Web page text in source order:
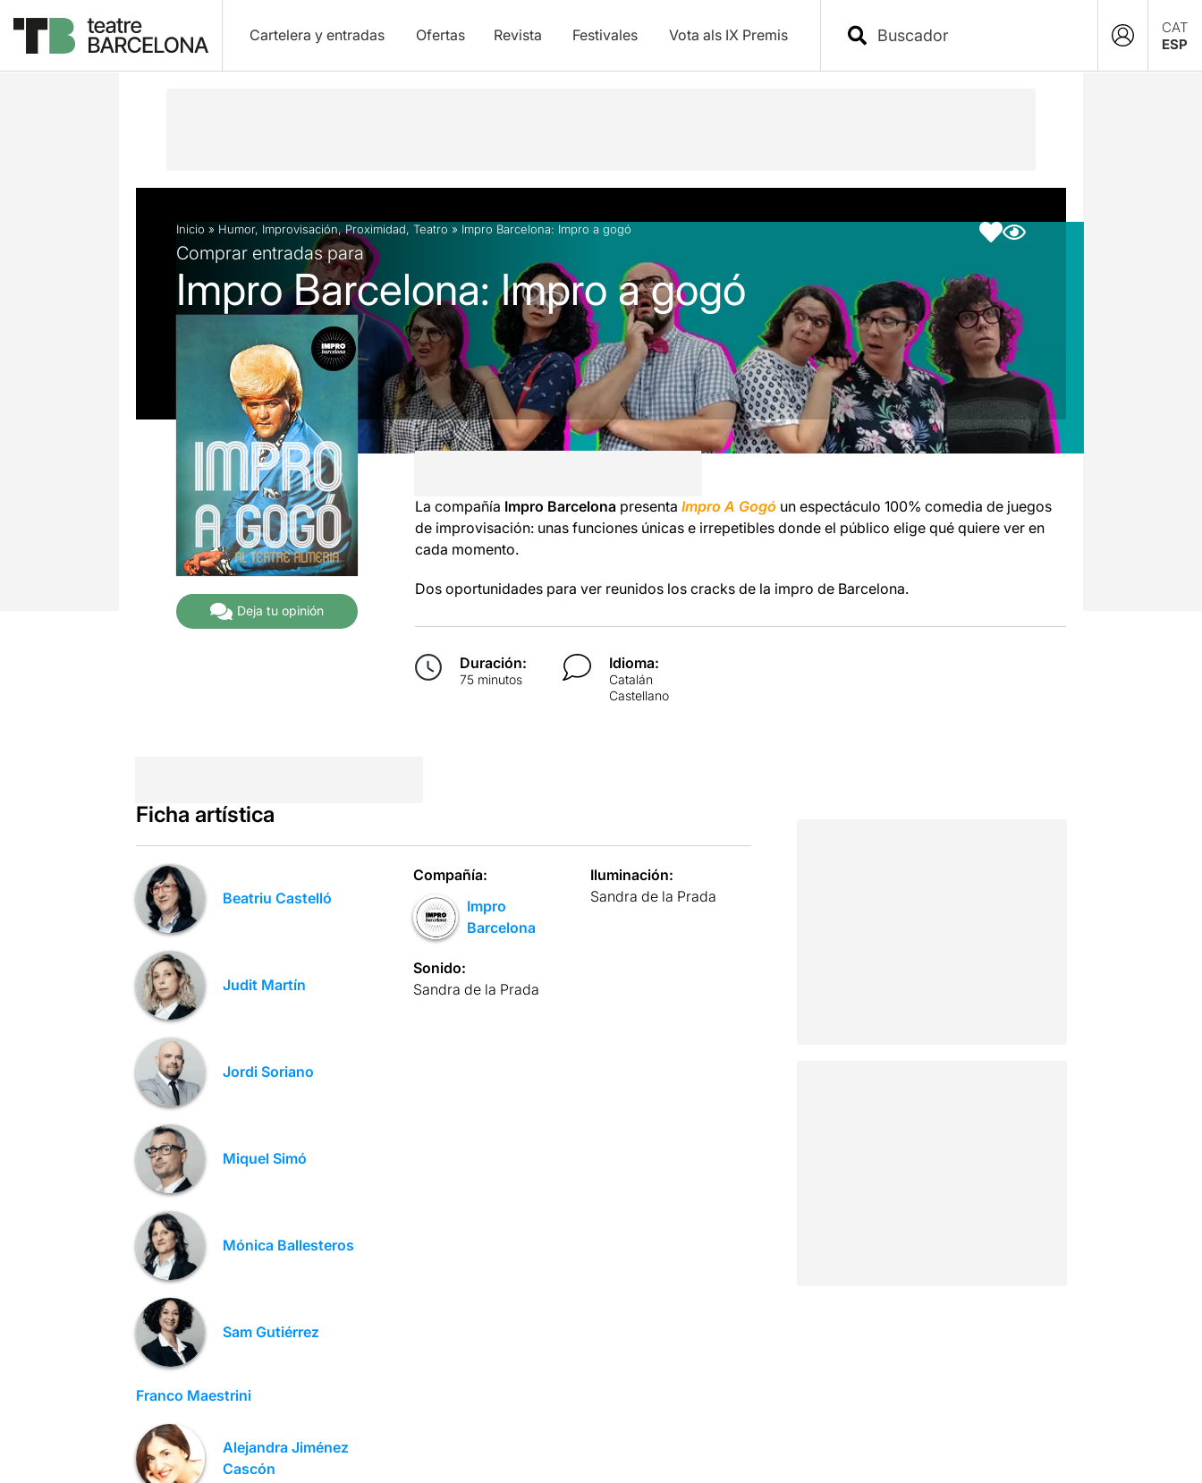
Cartelera y entradas Ofertas Revista Festivales Vota als IX Premis
CAT
ESP
Descripción Ficha artística Artículos
Inicio » Humor, Improvisación,Proximidad, Teatro » Impro Barcelona: Impro a gogó
Comprar entradas para
Impro Barcelona: Impro a gogó
Deja tu opinión
La compañía Impro Barcelona presenta Impro A Gogó un espectáculo 100% comedia de juegos
de improvisación: unas funciones únicas e irrepetibles donde el público elige qué quiere ver en
cada momento.
Dos oportunidades para ver reunidos los cracks de la impro de Barcelona.
Duración:
75 minutos
Idioma:
Catalán
Castellano
Ficha artística
Beatriu Castelló
Judit Martín
Jordi Soriano
Miquel Simó
Mónica Ballesteros
Sam Gutiérrez
Franco Maestrini
Alejandra Jiménez
Cascón
Compañía:
Impro
Barcelona
Iluminación:
Sandra de la Prada
Sonido:
Sandra de la Prada